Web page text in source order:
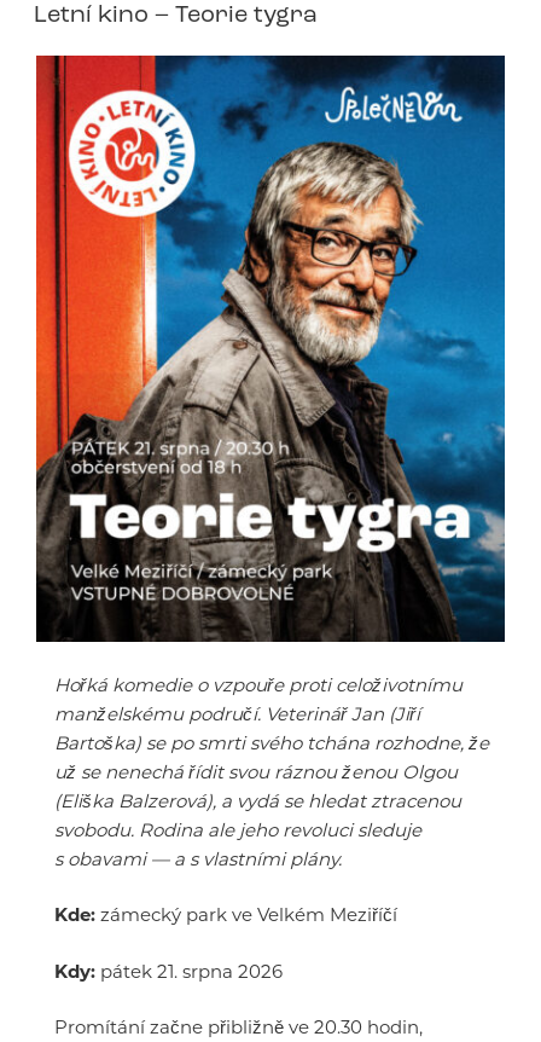
Letní kino – Teorie tygra
Hořká komedie o vzpouře proti celoživotnímu
manželskému područí. Veterinář Jan (Jiří
Bartoška) se po smrti svého tchána rozhodne, že
už se nenechá řídit svou ráznou ženou Olgou
(Eliška Balzerová), a vydá se hledat ztracenou
svobodu. Rodina ale jeho revoluci sleduje
s obavami — a s vlastními plány.
Kde: zámecký park ve Velkém Meziříčí
Kdy: pátek 21. srpna 2026
Promítání začne přibližně ve 20.30 hodin,